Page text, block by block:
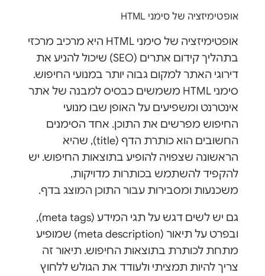
אופטימיזציה של סימני HTML
אופטימיזציה של סימני HTML היא מרכיב מרכזי
בתהליך קידום אתרים (SEO) שיכול להניע את
דירוגי האתר למקום גבוה יותר במנועי החיפוש.
סימני HTML משמשים כבסיס למבנה של אתר
אינטרנט ומשפיעים על האופן שבו מנועי
החיפוש מפרשים את התוכן. אחד הסימנים
החשובים הוא כותרת הדף (title), שהיא
הראשונה שצפויה להופיע בתוצאות החיפוש. יש
להקפיד להשתמש בכותרות מדויקות,
משכנעות ומסבירות עבור התוכן המוצג בדף.
גם יש לשים דגש על תגי המידע (meta tags),
ובפרט על תיאור (meta description) שמופיע
מתחת לכותרת בתוצאות החיפוש. תיאור זה
צריך להיות תמציתי ולעודד את הגולש ללחוץ